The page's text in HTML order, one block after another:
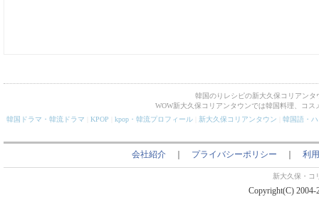
韓国のりレシピの新大久保コリアン
WOW新大久保コリアンタウンでは韓国料理、コ
韓国ドラマ・韓流ドラマ
KPOP kpop・韓流プロフィール 新大久保コリアンタウン 韓国語・
会社紹介 プライバシーポリシー 利
新大久保・コ
Copyright(C)